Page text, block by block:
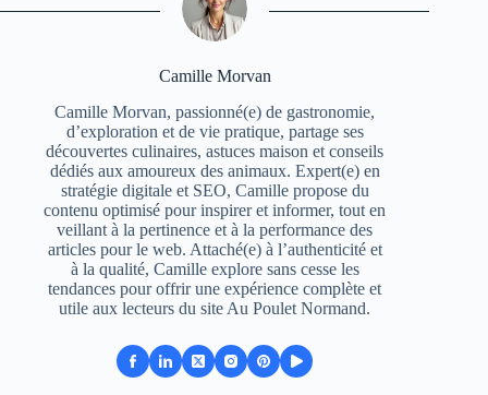
Camille Morvan
Camille Morvan, passionné(e) de gastronomie,
d’exploration et de vie pratique, partage ses
découvertes culinaires, astuces maison et conseils
dédiés aux amoureux des animaux. Expert(e) en
stratégie digitale et SEO, Camille propose du
contenu optimisé pour inspirer et informer, tout en
veillant à la pertinence et à la performance des
articles pour le web. Attaché(e) à l’authenticité et
à la qualité, Camille explore sans cesse les
tendances pour offrir une expérience complète et
utile aux lecteurs du site Au Poulet Normand.